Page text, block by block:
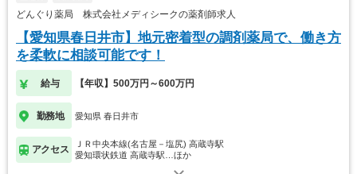
どんぐり薬局 株式会社メディシークの薬剤師求人
【愛知県春日井市】地元密着型の調剤薬局で、働き方
を柔軟に相談可能です！
給与 【年収】500万円～600万円
勤務地 愛知県 春日井市
アクセス
ＪＲ中央本線(名古屋－塩尻) 高蔵寺駅
愛知環状鉄道 高蔵寺駅…ほか